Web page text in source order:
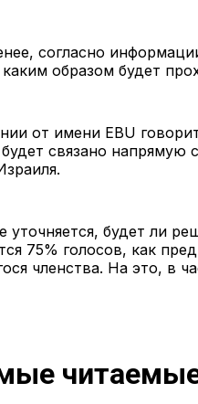
согласно
образом будет
от имени EBU
связано напрямую
уточняется, будет ли
75% голосов, как
членства. На это, в